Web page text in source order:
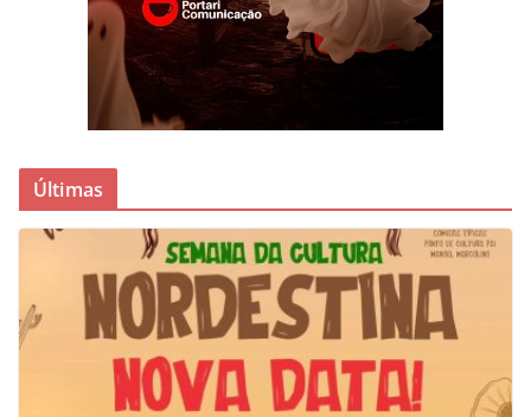
Últimas